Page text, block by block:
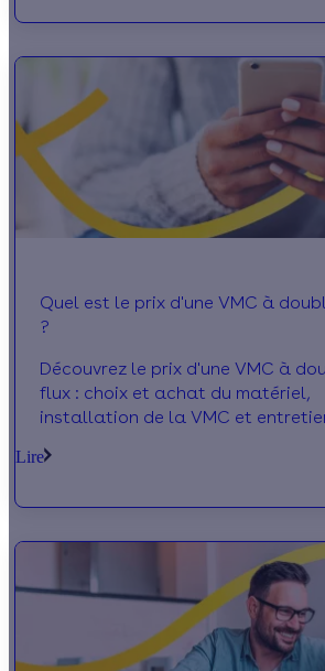
Quel est le prix d'une VMC à
?
Découvrez le prix d'une VMC à
flux : choix et achat du matériel,
installation de la VMC et
Lire